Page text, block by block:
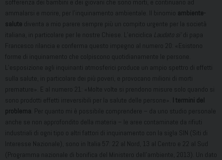
sofferenza dei bambini e dei giovani che sono morti, e continuano ad
ammalarsi e morire, per l’inquinamento ambientale. Il binomio ambiente-
salute diventa a mio parere sempre più un compito urgente per la società
italiana, in particolare per le nostre Chiese. L’enciclica Laudato si’ di papa
Francesco rilancia e conferma questo impegno al numero 20: «Esistono
forme di inquinamento che colpiscono quotidianamente le persone.
L’esposizione agli inquinanti atmosferici produce un ampio spettro di effetti
sulla salute, in particolare dei più poveri, e provocano milioni di morti
premature». E al numero 21: «Molte volte si prendono misure solo quando si
sono prodotti effetti irreversibili per la salute delle persone». I termini del
problema . Per quanto mi è possibile comprendere – da uno studio personale
anche se non approfondito della materia – le aree contaminate da rifiuti
industriali di ogni tipo o altri fattori di inquinamento con la sigla SIN (Siti di
Interesse Nazionale), sono in Italia 57: 22 al Nord, 13 al Centro e 22 al Sud
(Programma nazionale di bonifica del Ministero dell’ambiente, 2013). Un dato